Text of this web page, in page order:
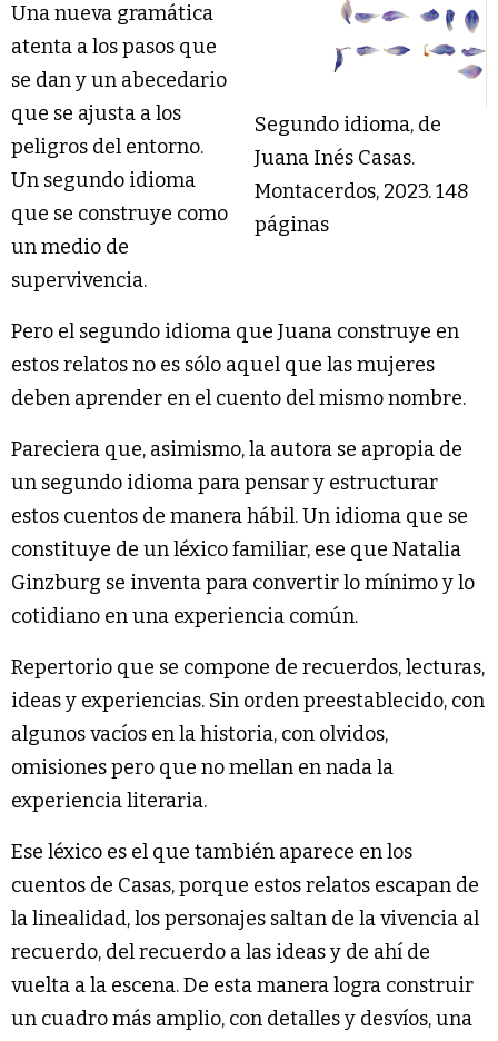
Segundo idioma, de
Juana Inés Casas.
Montacerdos, 2023. 148
páginas
Una nueva gramática
atenta a los pasos que
se dan y un abecedario
que se ajusta a los
peligros del entorno.
Un segundo idioma
que se construye como
un medio de
supervivencia.
Pero el segundo idioma que Juana construye en
estos relatos no es sólo aquel que las mujeres
deben aprender en el cuento del mismo nombre.
Pareciera que, asimismo, la autora se apropia de
un segundo idioma para pensar y estructurar
estos cuentos de manera hábil. Un idioma que se
constituye de un léxico familiar, ese que Natalia
Ginzburg se inventa para convertir lo mínimo y lo
cotidiano en una experiencia común.
Repertorio que se compone de recuerdos, lecturas,
ideas y experiencias. Sin orden preestablecido, con
algunos vacíos en la historia, con olvidos,
omisiones pero que no mellan en nada la
experiencia literaria.
Ese léxico es el que también aparece en los
cuentos de Casas, porque estos relatos escapan de
la linealidad, los personajes saltan de la vivencia al
recuerdo, del recuerdo a las ideas y de ahí de
vuelta a la escena. De esta manera logra construir
un cuadro más amplio, con detalles y desvíos, una